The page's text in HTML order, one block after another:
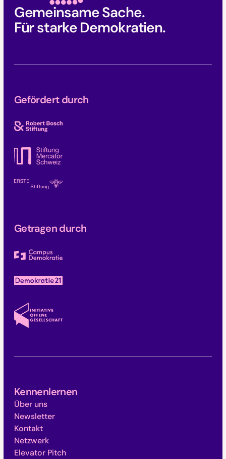
Gemeinsame Sache.
Für starke Demokratien.
Gefördert durch
Getragen durch
Kennenlernen
Über uns
Newsletter
Kontakt
Netzwerk
Elevator Pitch